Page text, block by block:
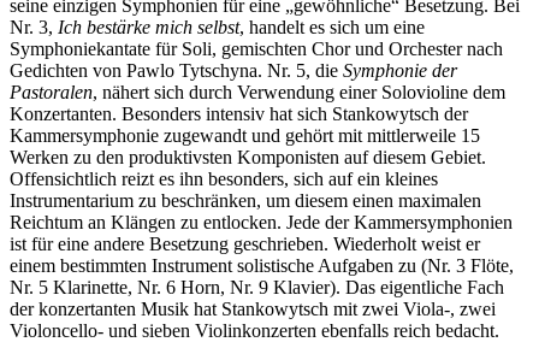
seine einzigen Symphonien für eine „gewöhnliche“ Besetzung. Bei
Nr. 3, Ich bestärke mich selbst, handelt es sich um eine
Symphoniekantate für Soli, gemischten Chor und Orchester nach
Gedichten von Pawlo Tytschyna. Nr. 5, die Symphonie der
Pastoralen, nähert sich durch Verwendung einer Solovioline dem
Konzertanten. Besonders intensiv hat sich Stankowytsch der
Kammersymphonie zugewandt und gehört mit mittlerweile 15
Werken zu den produktivsten Komponisten auf diesem Gebiet.
Offensichtlich reizt es ihn besonders, sich auf ein kleines
Instrumentarium zu beschränken, um diesem einen maximalen
Reichtum an Klängen zu entlocken. Jede der Kammersymphonien
ist für eine andere Besetzung geschrieben. Wiederholt weist er
einem bestimmten Instrument solistische Aufgaben zu (Nr. 3 Flöte,
Nr. 5 Klarinette, Nr. 6 Horn, Nr. 9 Klavier). Das eigentliche Fach
der konzertanten Musik hat Stankowytsch mit zwei Viola-, zwei
Violoncello- und sieben Violinkonzerten ebenfalls reich bedacht.